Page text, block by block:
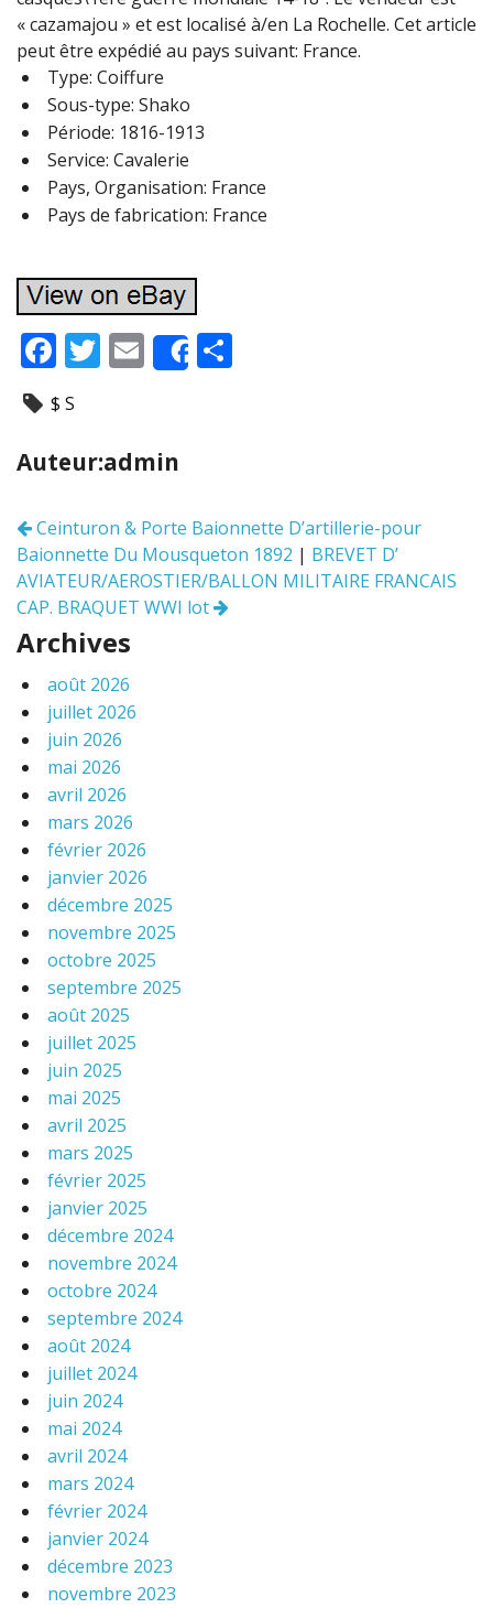
« cazamajou » et est localisé à/en La Rochelle. Cet article
peut être expédié au pays suivant: France.
Type: Coiffure
Sous-type: Shako
Période: 1816-1913
Service: Cavalerie
Pays, Organisation: France
Pays de fabrication: France
F
ac
e
b
o
k
T
er
E
m
l
Share
$ S
Auteur:admin
Navigation
des
articles
Ceinturon & Porte Baionnette D’artillerie-pour
Baionnette Du Mousqueton 1892 | BREVET D’
AVIATEUR/AEROSTIER/BALLON MILITAIRE FRANCAIS
CAP. BRAQUET WWI lot
Archives
août 2026
juillet 2026
juin 2026
mai 2026
avril 2026
mars 2026
février 2026
janvier 2026
décembre 2025
novembre 2025
octobre 2025
septembre 2025
août 2025
juillet 2025
juin 2025
mai 2025
avril 2025
mars 2025
février 2025
janvier 2025
décembre 2024
novembre 2024
octobre 2024
septembre 2024
août 2024
juillet 2024
juin 2024
mai 2024
avril 2024
mars 2024
février 2024
janvier 2024
décembre 2023
novembre 2023